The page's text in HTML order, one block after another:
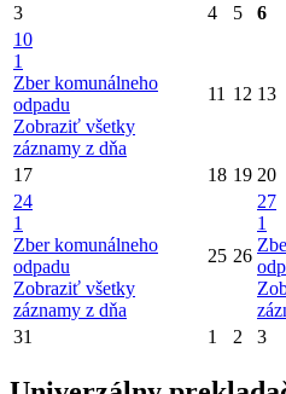
3
4 5 6
10
1
Zber komunálneho
odpadu
Zobraziť všetky
záznamy z dňa
11 12 13
17 18 19 20
24
1
Zber komunálneho
odpadu
Zobraziť všetky
záznamy z dňa
25 26
27
1
31 1 2 3